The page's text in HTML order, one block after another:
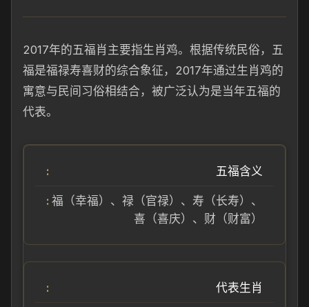
2017年的五福肖主要指生肖鸡。根据传统民俗，五
福是福禄寿喜财的综合象征，2017年通过生肖鸡的
寓意与民间习俗相结合，被广泛认为是当年五福的
代表。
五福含义
福（幸福）、禄（官禄）、寿（长寿）、
喜（喜庆）、财（财富）
代表生肖